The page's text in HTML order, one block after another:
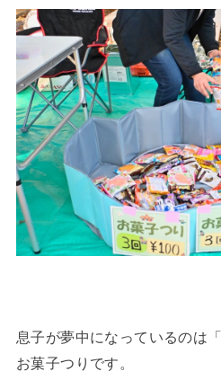
息子が夢中になっているのは
お菓子つりです。